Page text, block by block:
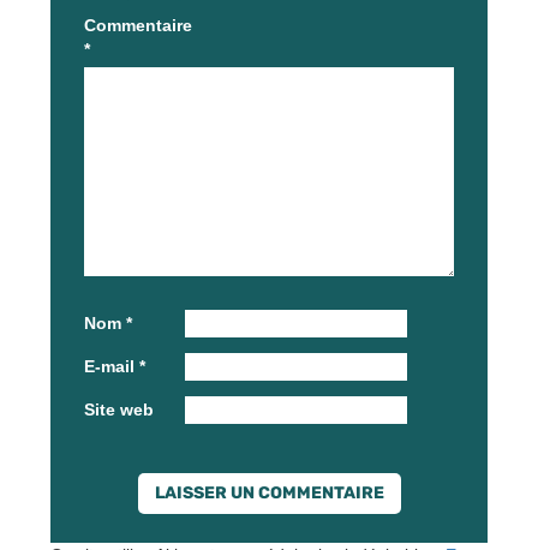
Commentaire
*
Nom *
E-mail *
Site web